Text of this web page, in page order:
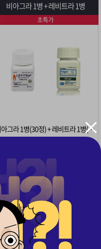
비아그라 1병 + 레비트라 1병
비아그라 1병(30정) + 레비트라 1병(30정)
54% 322,000
149,000원
초특가
D8 2+2병
1+1